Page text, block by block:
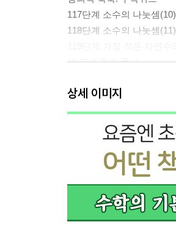
117단계 소수의 나눗셈(10)
118단계 소수의 나눗셈(11)
세 단계 묶어 풀기
120단계 비례식과 비례배분
전체 묶어 풀기
재미있는 수학이야기
상세 이미지